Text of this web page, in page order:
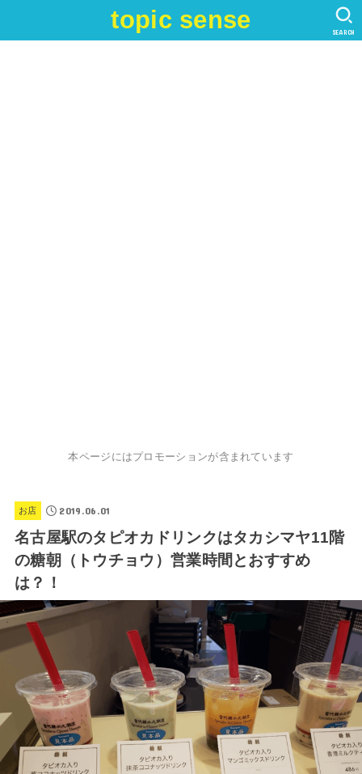
topic sense SEARCH
本ページにはプロモーションが含まれています
お店 2019.06.01
名古屋駅のタピオカドリンクはタカシマヤ11階
の糖朝（トウチョウ）営業時間とおすすめ
は？！